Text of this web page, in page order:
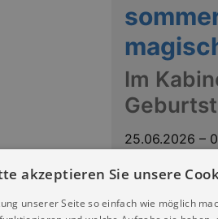
Im
25.06.2026 –
Kunstausstellung
akzeptieren Sie unsere
unserer Seite so einfach wie möglich